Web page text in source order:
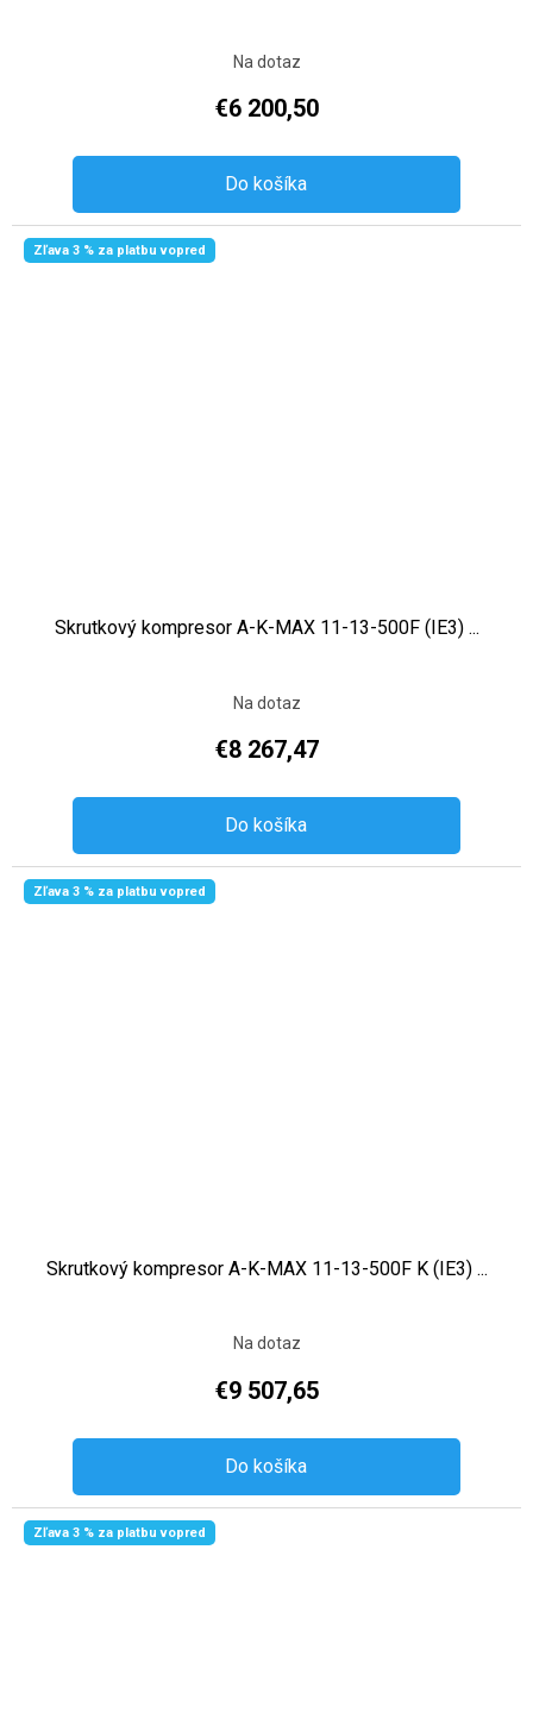
Na dotaz
€6 200,50
Do košíka
Zľava 3 % za platbu vopred
Skrutkový kompresor A-K-MAX 11-13-500F (IE3) ...
Na dotaz
€8 267,47
Do košíka
Zľava 3 % za platbu vopred
Skrutkový kompresor A-K-MAX 11-13-500F K (IE3) ...
Na dotaz
€9 507,65
Do košíka
Zľava 3 % za platbu vopred